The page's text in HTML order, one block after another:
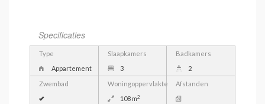
Specificaties
Type
Appartement
Slaapkamers
3
Badkamers
2
Zwembad
Woningoppervlakte
108 m2
Afstanden